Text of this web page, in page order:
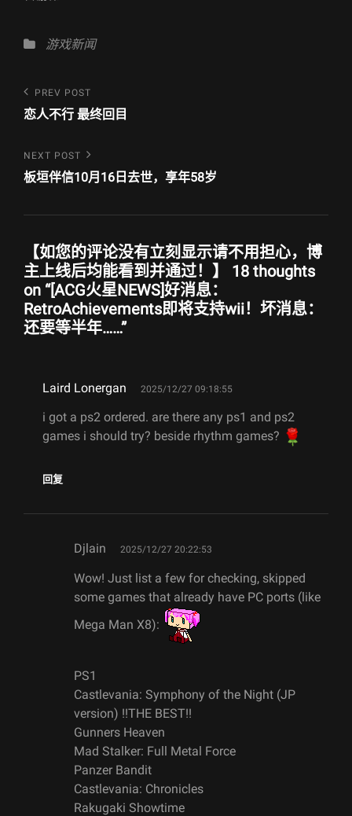
Categories
游戏新闻
文
章
航
Previous
Post
PREV POST
恋人不行 最终回目
Next
Post
NEXT POST
板垣伴信10月16日去世，享年58岁
【如您的评论没有立刻显示请不用担心，博
主上线后均能看到并通过！】 18 thoughts
on “[ACG火星NEWS]好消息：
RetroAchievements即将支持wii！坏消息：
还要等半年……”
Laird Lonergan says:
2025/12/27 09:18:55
i got a ps2 ordered. are there any ps1 and ps2
games i should try? beside rhythm games?
回复
Djlain says:
2025/12/27 20:22:53
Wow! Just list a few for checking, skipped
some games that already have PC ports (like
Mega Man X8):
PS1
Castlevania: Symphony of the Night (JP
version) !!THE BEST!!
Gunners Heaven
Mad Stalker: Full Metal Force
Panzer Bandit
Castlevania: Chronicles
Rakugaki Showtime